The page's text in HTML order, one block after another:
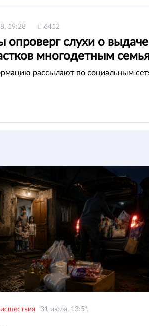
19:28 6412
опроверг слухи о выдаче
многодетным
рассылают по социальным
31 июля, 13:51